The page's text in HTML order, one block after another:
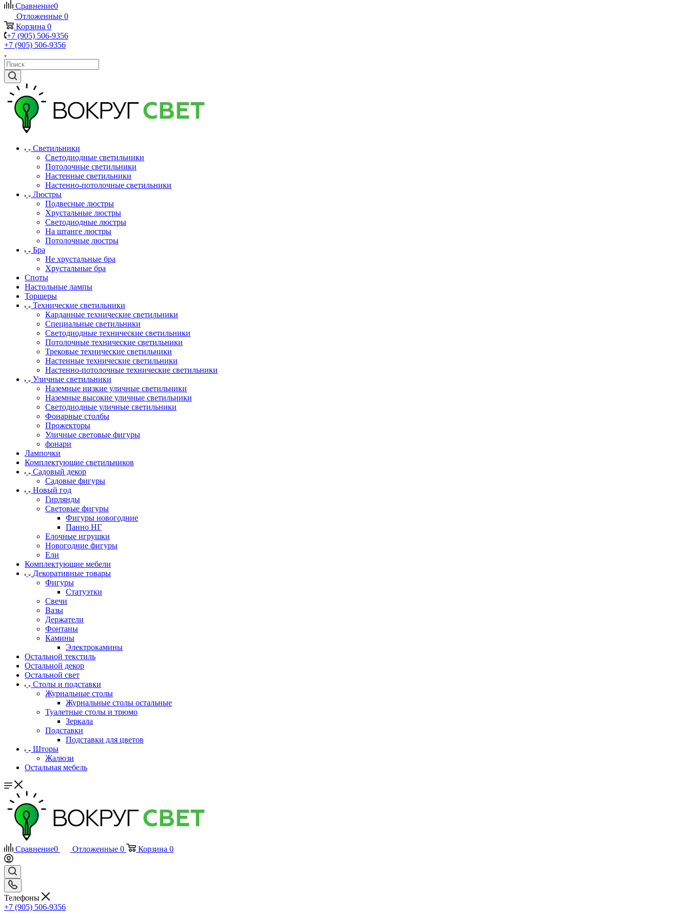
Сравнение0
Отложенные 0
Корзина 0
+7 (905) 506-9356
+7 (905) 506-9356
Светильники
Светодиодные светильники
Потолочные светильники
Настенные светильники
Настенно-потолочные светильники
Люстры
Подвесные люстры
Хрустальные люстры
Светодиодные люстры
На штанге люстры
Потолочные люстры
Бра
Не хрустальные бра
Хрустальные бра
Споты
Настольные лампы
Торшеры
Технические светильники
Карданные технические светильники
Специальные светильники
Светодиодные технические светильники
Потолочные технические светильники
Трековые технические светильники
Настенные технические светильники
Настенно-потолочные технические светильники
Уличные светильники
Наземные низкие уличные светильники
Наземные высокие уличные светильники
Светодиодные уличные светильники
Фонарные столбы
Прожекторы
Уличные световые фигуры
фонари
Лампочки
Комплектующие светильников
Садовый декор
Садовые фигуры
Новый год
Гирлянды
Световые фигуры
Фигуры новогодние
Панно НГ
Елочные игрушки
Новогодние фигуры
Ели
Комплектующие мебели
Декоративные товары
Фигуры
Статуэтки
Свечи
Вазы
Держатели
Фонтаны
Камины
Электрокамины
Остальной текстиль
Остальной декор
Остальной свет
Столы и подставки
Журнальные столы
Журнальные столы остальные
Туалетные столы и трюмо
Зеркала
Подставки
Подставки для цветов
Шторы
Жалюзи
Остальная мебель
Сравнение0 Отложенные 0 Корзина 0
Телефоны
+7 (905) 506-9356